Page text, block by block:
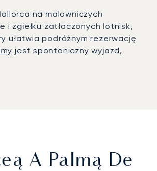
na malowniczych
zgiełku zatłoczonych lotnisk,
ułatwia podróżnym rezerwację
jest spontaniczny wyjazd,
A Palmą De